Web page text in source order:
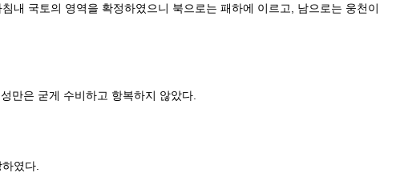
내 국토의 영역을 확정하였으니 북으로는 패하에 이르고, 남으로는 웅천이
만은 굳게 수비하고 항복하지 않았다.
였다.